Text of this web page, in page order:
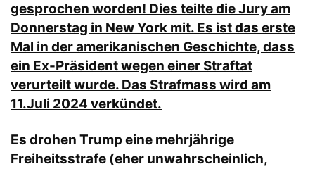
gesprochen worden! Dies teilte die Jury am
Donnerstag in New York mit. Es ist das erste
Mal in der amerikanischen Geschichte, dass
ein Ex-Präsident wegen einer Straftat
verurteilt wurde. Das Strafmass wird am
11.Juli 2024 verkündet.
Es drohen Trump eine mehrjährige
Freiheitsstrafe (eher unwahrscheinlich,